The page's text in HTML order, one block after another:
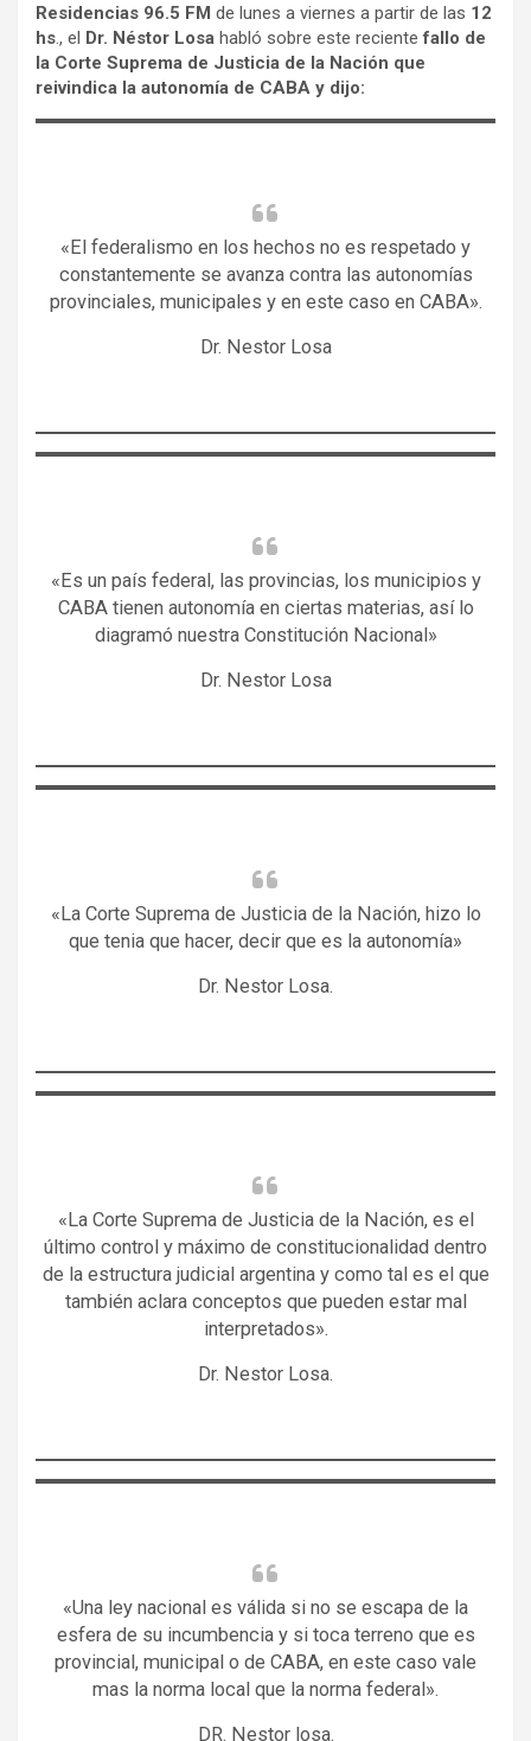
Residencias 96.5 FM de lunes a viernes a partir de las 12
hs., el Dr. Néstor Losa habló sobre este recientefallo de
la Corte Suprema de Justicia de la Nación que
reivindica la autonomía de CABA y dijo:
«El federalismo en los hechos no es respetado y
constantemente se avanza contra las autonomías
provinciales, municipales y en este caso en CABA».
Dr. Nestor Losa
«Es un país federal, las provincias, los municipios y
CABA tienen autonomía en ciertas materias, así lo
diagramó nuestra Constitución Nacional»
Dr. Nestor Losa
«La Corte Suprema de Justicia de la Nación, hizo lo
que tenia que hacer, decir que es la autonomía»
Dr. Nestor Losa.
«La Corte Suprema de Justicia de la Nación, es el
último control y máximo de constitucionalidad dentro
de la estructura judicial argentina y como tal es el que
también aclara conceptos que pueden estar mal
interpretados».
Dr. Nestor Losa.
«Una ley nacional es válida si no se escapa de la
esfera de su incumbencia y si toca terreno que es
provincial, municipal o de CABA, en este caso vale
mas la norma local que la norma federal».
DR. Nestor losa.